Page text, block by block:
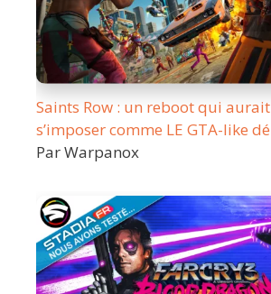
Saints Row : un reboot qui
s’imposer comme LE GTA-like
Par Warpanox